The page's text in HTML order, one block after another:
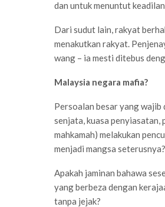
dan untuk menuntut
Dari sudut lain, rakyat
menakutkan rakyat.
wang – ia mesti ditebus
Malaysia negara mafia?
Persoalan besar yang wajib
senjata, kuasa
mahkamah) melakukan
menjadi mangsa seterusnya?
Apakah jaminan bahawa
yang berbeza dengan
tanpa jejak?